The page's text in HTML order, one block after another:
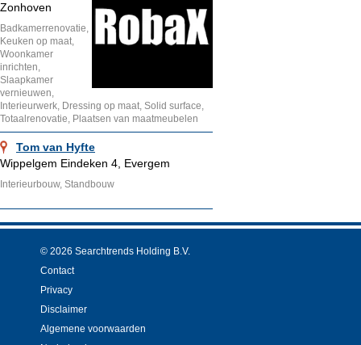
Zonhoven
Badkamerrenovatie,
Keuken op maat,
Woonkamer
inrichten,
Slaapkamer
vernieuwen,
Interieurwerk, Dressing op maat, Solid surface,
Totaalrenovatie, Plaatsen van maatmeubelen
Tom van Hyfte
Wippelgem Eindeken 4, Evergem
Interieurbouw, Standbouw
© 2026 Searchtrends Holding B.V.
Contact
Privacy
Disclaimer
Algemene voorwaarden